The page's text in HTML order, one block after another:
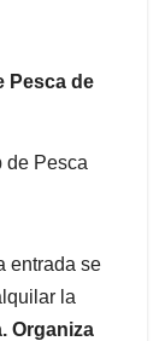
Pesca de
de Pesca
entrada se
la
Organiza